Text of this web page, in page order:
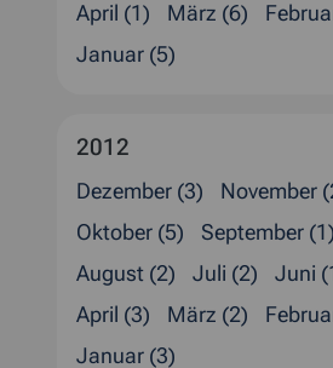
April (1)
März (6)
Januar (5)
2012
Dezember (3)
November
Oktober (5)
September (1)
August (2)
Juli (2) Juni
April (3)
März (2)
Januar (3)